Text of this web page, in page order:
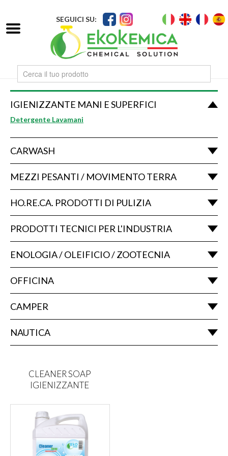
SEGUICI SU:
IGIENIZZANTE MANI E SUPERFICI
Detergente Lavamani
CARWASH
MEZZI PESANTI / MOVIMENTO TERRA
HO.RE.CA. PRODOTTI DI PULIZIA
PRODOTTI TECNICI PER L'INDUSTRIA
ENOLOGIA / OLEIFICIO / ZOOTECNIA
OFFICINA
CAMPER
NAUTICA
CLEANER SOAP
IGIENIZZANTE